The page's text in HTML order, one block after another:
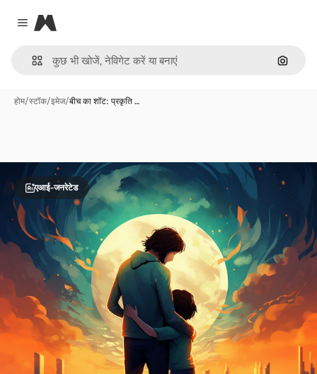
Close menu
Magnific
इमेज से
होम/स्टॉक/इमेज/बीच का शॉट: प्रकृति …
एआई-जनरेटेड